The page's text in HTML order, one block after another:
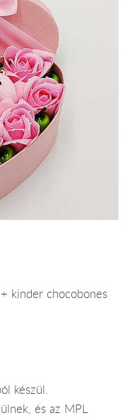
kinder chocobones
készül.
és az MPL